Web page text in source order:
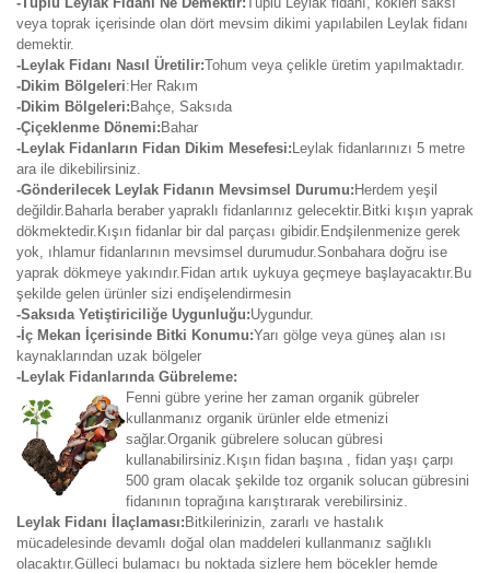
veya toprak içerisinde olan dört mevsim dikimi yapılabilen Leylak fidanı
demektir.
-Leylak Fidanı Nasıl Üretilir:Tohum veya çelikle üretim yapılmaktadır.
-Dikim Bölgeleri:Her Rakım
-Dikim Bölgeleri: Bahçe, Saksıda
-Çiçeklenme Dönemi: Bahar
-Leylak Fidanların Fidan Dikim Mesefesi: Leylak fidanlarınızı 5 metre
ara ile dikebilirsiniz.
-Gönderilecek Leylak Fidanın Mevsimsel Durumu: Herdem yeşil
değildir.Baharla beraber yapraklı fidanlarınız gelecektir.Bitki kışın yaprak
dökmektedir.Kışın fidanlar bir dal parçası gibidir.Endşilenmenize gerek
yok, ıhlamur fidanlarının mevsimsel durumudur.Sonbahara doğru ise
yaprak dökmeye yakındır.Fidan artık uykuya geçmeye başlayacaktır.Bu
şekilde gelen ürünler sizi endişelendirmesin
-Saksıda Yetiştiriciliğe Uygunluğu:Uygundur.
-İç Mekan İçerisinde Bitki Konumu:Yarı gölge veya güneş alan ısı
kaynaklarından uzak bölgeler
-Leylak Fidanlarında Gübreleme:
Fenni gübre yerine her zaman organik gübreler
kullanmanız organik ürünler elde etmenizi
sağlar.Organik gübrelere solucan gübresi
kullanabilirsiniz.Kışın fidan başına , fidan yaşı çarpı
500 gram olacak şekilde toz organik solucan gübresini
fidanının toprağına karıştırarak verebilirsiniz.
Leylak Fidanı İlaçlaması: Bitkilerinizin, zararlı ve hastalık
mücadelesinde devamlı doğal olan maddeleri kullanmanız sağlıklı
olacaktır.Gülleci bulamacı bu noktada sizlere hem böcekler hemde